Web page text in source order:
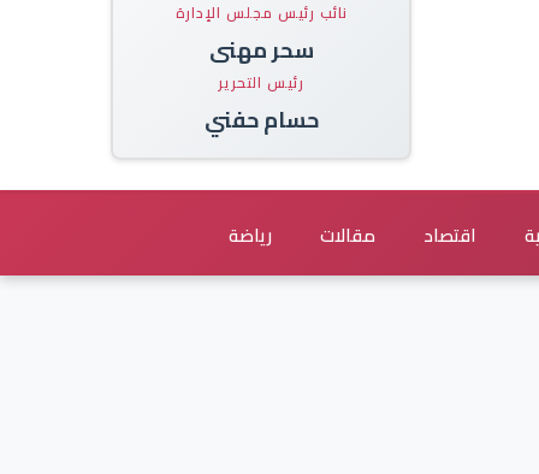
نائب رئيس مجلس الإدارة
سحر مهنى
رئيس التحرير
حسام حفني
اقتصاد مقالات رياضة